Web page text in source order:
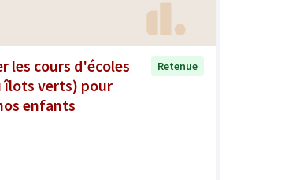
les cours d'écoles
îlots verts) pour
enfants
Retenue